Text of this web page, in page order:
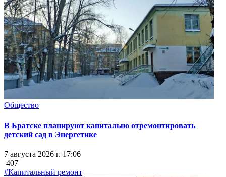
Общество
В Братске планируют капитально отремонтировать
детский сад в Энергетике
7 августа 2026 г. 17:06
407
#Капитальный ремонт